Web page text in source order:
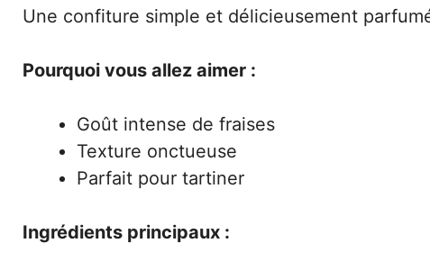
Une confiture simple et délicieusement
Pourquoi vous allez aimer :
Goût intense de fraises
Texture onctueuse
Parfait pour tartiner
Ingrédients principaux :